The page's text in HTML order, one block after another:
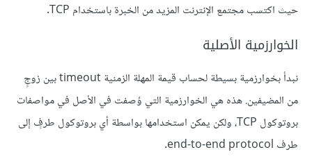
حيث اكتسب مجتمع الإنترنت المزيد من الخبرة باستخدام TCP.
الخوارزمية الأصلية
نبدأ بخوارزمية بسيطة لحساب قيمة المهلة الزمنية timeout بين زوجٍ
من المضيفين. هذه هي الخوارزمية التي وُصفت في الأصل في مواصفات
بروتوكول TCP، ولكن يمكن استخدامها بواسطة أي بروتوكول طرفٍ إلى
طرف end-to-end protocol.